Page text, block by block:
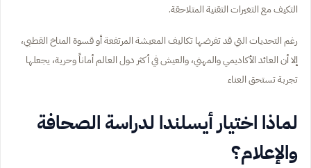
التكيف مع التغيرات التقنية المتلاحقة.
رغم التحديات التي قد تفرضها تكاليف المعيشة المرتفعة أو قسوة المناخ القطبي،
إلا أن العائد الأكاديمي والمهني، والعيش في أكثر دول العالم أماناً وحرية، يجعلها
تجربة تستحق العناء
لماذا اختيار أيسلندا لدراسة الصحافة
والإعلام؟